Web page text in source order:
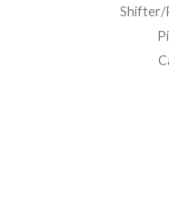
Shifter/